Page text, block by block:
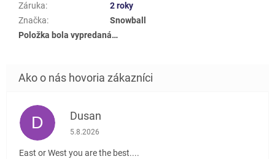
Záruka:
2 roky
Značka:
Snowball
Položka bola vypredaná…
D Dusan
Hodnotenie obchodu je 5 z 5 hviezdičiek.
5.8.2026
East or West you are the best....